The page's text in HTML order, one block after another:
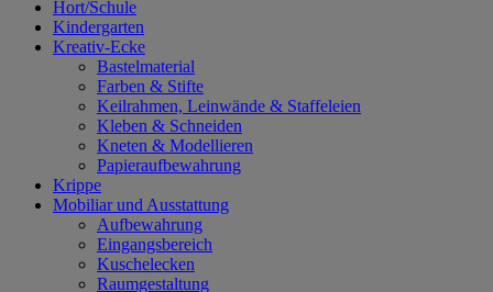
Hort/Schule
Kindergarten
Kreativ-Ecke
Bastelmaterial
Farben & Stifte
Keilrahmen, Leinwände & Staffeleien
Kleben & Schneiden
Kneten & Modellieren
Papieraufbewahrung
Krippe
Mobiliar und Ausstattung
Aufbewahrung
Eingangsbereich
Kuschelecken
Raumgestaltung